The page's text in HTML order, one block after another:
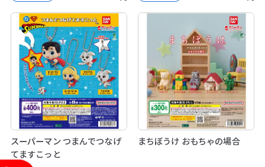
スーパーマン つまんでつなげ
てますこっと
まちぼうけ おもちゃの場合